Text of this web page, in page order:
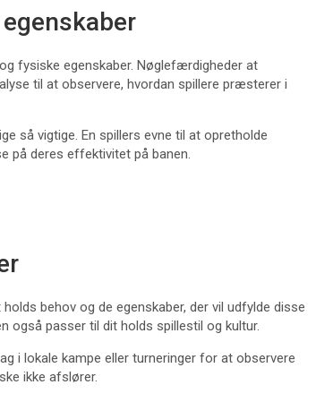
fysiske egenskaber. Nøglefærdigheder at
til at observere, hvordan spillere præsterer i
så vigtige. En spillers evne til at opretholde
på deres effektivitet på banen.
behov og de egenskaber, der vil udfylde disse
også passer til dit holds spillestil og kultur.
i lokale kampe eller turneringer for at observere
ikke afslører.